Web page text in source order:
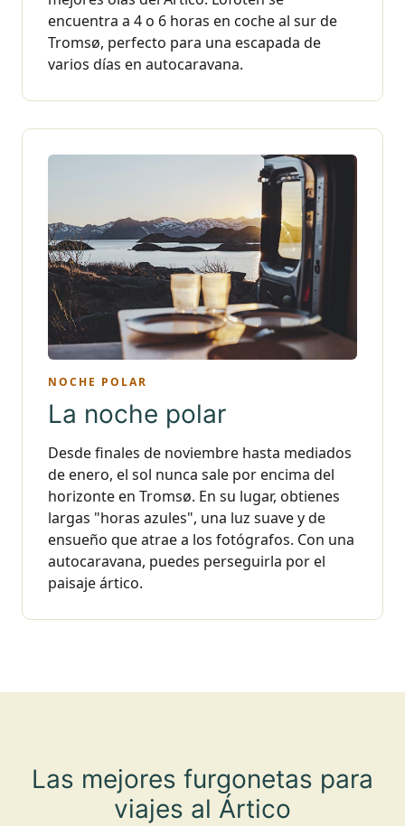
encuentra a 4 o 6 horas en coche al sur de
Tromsø, perfecto para una escapada de
varios días en autocaravana.
NOCHE POLAR
La noche polar
Desde finales de noviembre hasta mediados
de enero, el sol nunca sale por encima del
horizonte en Tromsø. En su lugar, obtienes
largas "horas azules", una luz suave y de
ensueño que atrae a los fotógrafos. Con una
autocaravana, puedes perseguirla por el
paisaje ártico.
Las mejores furgonetas para
viajes al Ártico